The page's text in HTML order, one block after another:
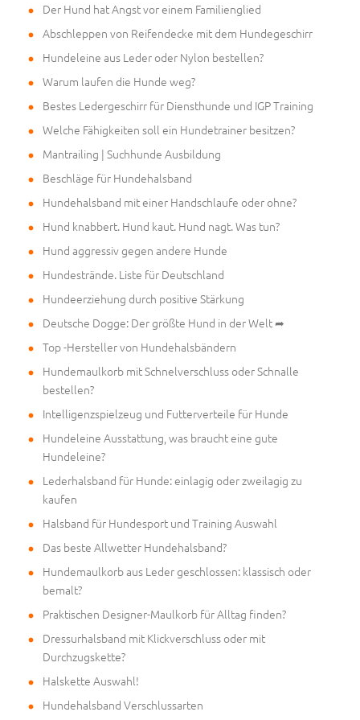
Der Hund hat Angst vor einem Familienglied
Abschleppen von Reifendecke mit dem Hundegeschirr
Hundeleine aus Leder oder Nylon bestellen?
Warum laufen die Hunde weg?
Bestes Ledergeschirr für Diensthunde und IGP Training
Welche Fähigkeiten soll ein Hundetrainer besitzen?
Mantrailing | Suchhunde Ausbildung
Beschläge für Hundehalsband
Hundehalsband mit einer Handschlaufe oder ohne?
Hund knabbert. Hund kaut. Hund nagt. Was tun?
Hund aggressiv gegen andere Hunde
Hundestrände. Liste für Deutschland
Hundeerziehung durch positive Stärkung
Deutsche Dogge: Der größte Hund in der Welt ➦
Top -Hersteller von Hundehalsbändern
Hundemaulkorb mit Schnelverschluss oder Schnalle
bestellen?
Intelligenzspielzeug und Futterverteile für Hunde
Hundeleine Ausstattung, was braucht eine gute
Hundeleine?
Lederhalsband für Hunde: einlagig oder zweilagig zu
kaufen
Halsband für Hundesport und Training Auswahl
Das beste Allwetter Hundehalsband?
Hundemaulkorb aus Leder geschlossen: klassisch oder
bemalt?
Praktischen Designer-Maulkorb für Alltag finden?
Dressurhalsband mit Klickverschluss oder mit
Durchzugskette?
Halskette Auswahl!
Hundehalsband Verschlussarten